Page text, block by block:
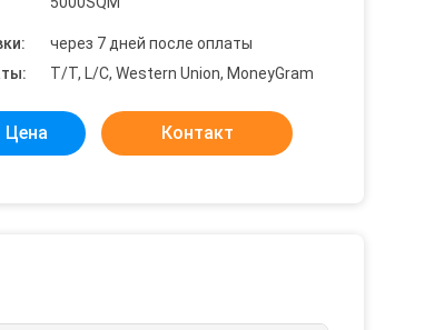
через 7 дней после оплаты
T/T, L/C, Western Union, MoneyGram
Контакт